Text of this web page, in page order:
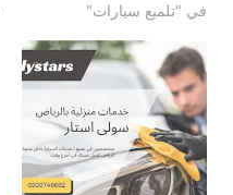
في "تلميع سيارات"